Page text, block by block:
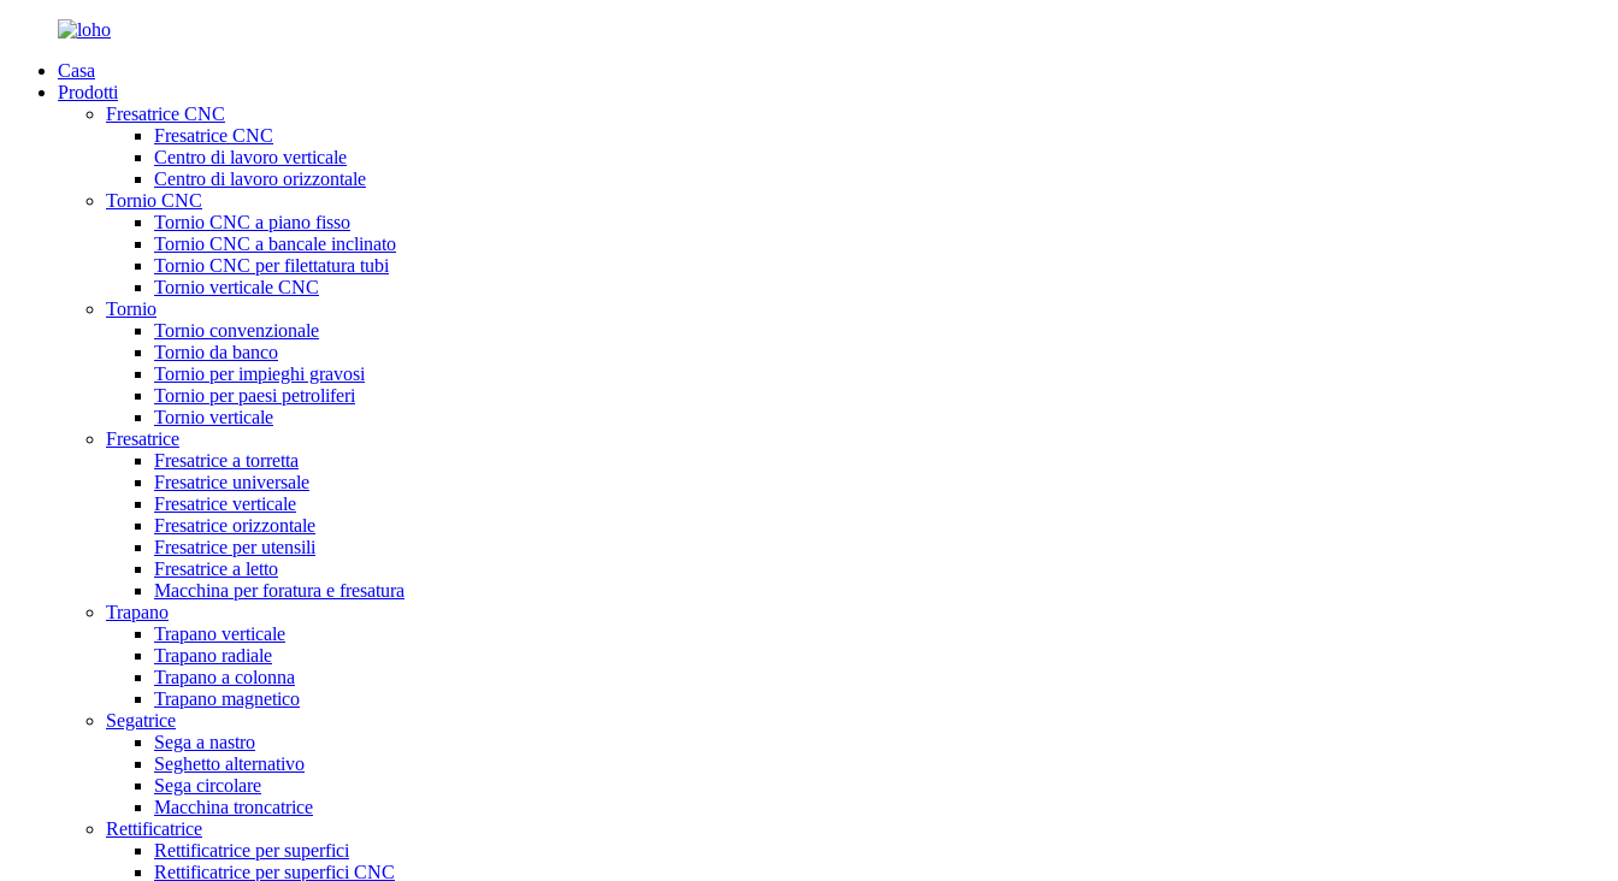
Casa
Prodotti
Fresatrice CNC
Fresatrice CNC
Centro di lavoro verticale
Centro di lavoro orizzontale
Tornio CNC
Tornio CNC a piano fisso
Tornio CNC a bancale inclinato
Tornio CNC per filettatura tubi
Tornio verticale CNC
Tornio
Tornio convenzionale
Tornio da banco
Tornio per impieghi gravosi
Tornio per paesi petroliferi
Tornio verticale
Fresatrice
Fresatrice a torretta
Fresatrice universale
Fresatrice verticale
Fresatrice orizzontale
Fresatrice per utensili
Fresatrice a letto
Macchina per foratura e fresatura
Trapano
Trapano verticale
Trapano radiale
Trapano a colonna
Trapano magnetico
Segatrice
Sega a nastro
Seghetto alternativo
Sega circolare
Macchina troncatrice
Rettificatrice
Rettificatrice per superfici
Rettificatrice per superfici CNC